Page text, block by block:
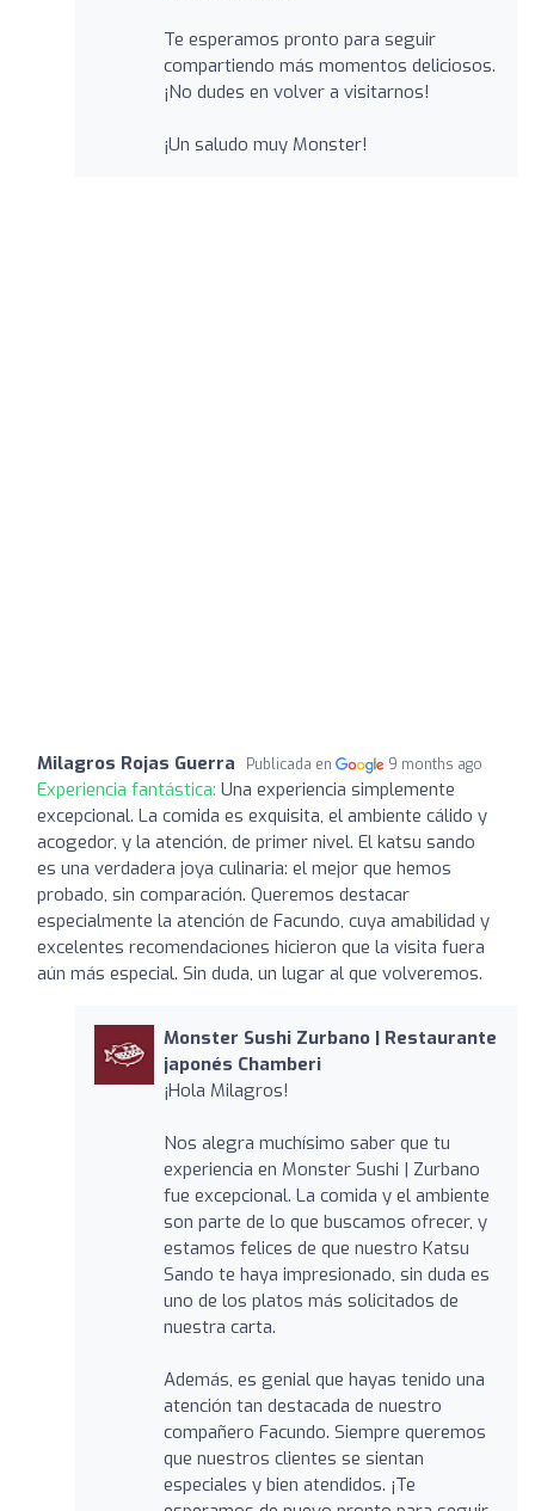
Te esperamos pronto para seguir
compartiendo más momentos deliciosos.
¡No dudes en volver a visitarnos!
¡Un saludo muy Monster!
Milagros Rojas Guerra Publicada en 9 months ago
Experiencia fantástica: Una experiencia simplemente
excepcional. La comida es exquisita, el ambiente cálido y
acogedor, y la atención, de primer nivel. El katsu sando
es una verdadera joya culinaria: el mejor que hemos
probado, sin comparación. Queremos destacar
especialmente la atención de Facundo, cuya amabilidad y
excelentes recomendaciones hicieron que la visita fuera
aún más especial. Sin duda, un lugar al que volveremos.
Monster Sushi Zurbano | Restaurante
japonés Chamberi
¡Hola Milagros!
Nos alegra muchísimo saber que tu
experiencia en Monster Sushi | Zurbano
fue excepcional. La comida y el ambiente
son parte de lo que buscamos ofrecer, y
estamos felices de que nuestro Katsu
Sando te haya impresionado, sin duda es
uno de los platos más solicitados de
nuestra carta.
Además, es genial que hayas tenido una
atención tan destacada de nuestro
compañero Facundo. Siempre queremos
que nuestros clientes se sientan
especiales y bien atendidos. ¡Te